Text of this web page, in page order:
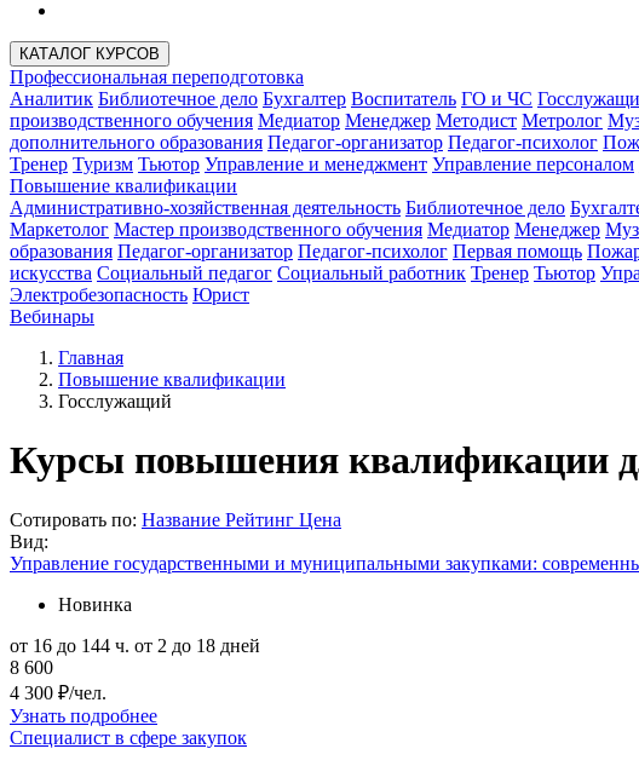
КАТАЛОГ КУРСОВ
Профессиональная переподготовка
Аналитик Библиотечное дело Бухгалтер Воспитатель ГО и ЧС
производственного обучения Медиатор Менеджер Методист Метролог
дополнительного образования Педагог-организатор Педагог-психолог
Тренер Туризм Тьютор Управление и менеджмент Управление персоналом
Повышение квалификации
Административно-хозяйственная деятельность Библиотечное дело
Маркетолог Мастер производственного обучения Медиатор Менеджер
образования Педагог-организатор Педагог-психолог Первая помощь
искусства Социальный педагог Социальный работник Тренер Тьютор
Электробезопасность Юрист
Вебинары
Главная
Повышение квалификации
Госслужащий
Курсы повышения квалификации
Сотировать по: Название Рейтинг Цена
Вид:
Управление государственными и муниципальными закупками:
Новинка
от 16 до 144 ч. от 2 до 18 дней
8 600
4 300 ₽/чел.
Узнать подробнее
Специалист в сфере закупок